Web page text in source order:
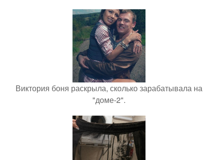
Виктория боня раскрыла, сколько зарабатывала на
"доме-2".